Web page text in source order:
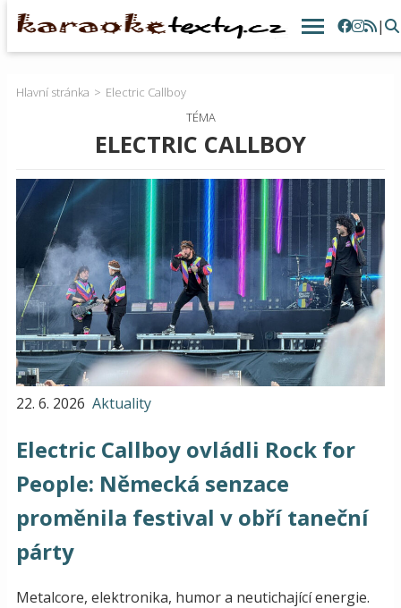
|
Hlavní stránka
Electric Callboy
TÉMA
ELECTRIC CALLBOY
22. 6. 2026 Aktuality
Electric Callboy ovládli Rock for
People: Německá senzace
proměnila festival v obří taneční
párty
Metalcore, elektronika, humor a neutichající energie.